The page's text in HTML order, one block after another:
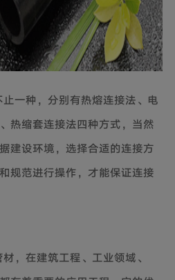
一种，分别有热熔连接法、电
热缩套连接法四种方式，当然
建设环境，选择合适的连接方
规范进行操作，才能保证连接
，在建筑工程、工业领域、